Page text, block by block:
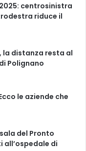
centrosinistra
riduce il
la distanza resta al
Polignano
Ecco le aziende che
del Pronto
all’ospedale di